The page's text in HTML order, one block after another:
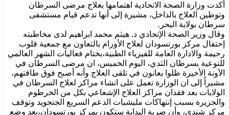
أكدت وزارة الصحة الاتحادية اهتمامها بعلاج مرضى السرطان
وتوطين العلاج بالداخل، مشيرة إلى أنها تدعم قيام مستشفى
سرطان بولاية البحر.
وقال وزير الصحة الإتحادي د. هيثم محمد ابراهيم لدى مخاطبته
إحتفال مركز بورتسودان لعلاج الأورام بالتعاون مع جمعية قلوب
رحيمة والادارة العامة للفيزياء الطبية،بختام فعاليات الشهر العالمي
للتوعية بسرطان الثدي، اليوم الخميس، ان مرضى السرطان في
الآونة الأخيرة ظلوا يعانون في تلقى العلاج وأنه أصبح فوق طاقتهم،
مشيراً إلى ان الوزارة تعمل على انشاء مراكز لعلاج السرطان في
الولايات بعد فقدان مراكز العلاج الإشعاعي بكل من الخرطوم
والجزيرة بسبب إنتهاكات مليشيات الدعم السريع الجنجويد وتوقف
مركز شندي، وأن ضربة البداية ستكون بمركز بورتسودان،بعد وضع